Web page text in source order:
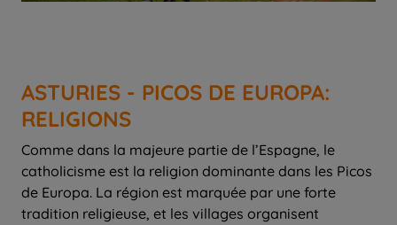
ASTURIES - PICOS DE EUROPA:
RELIGIONS
Comme dans la majeure partie de l’Espagne, le
catholicisme est la religion dominante dans les Picos
de Europa. La région est marquée par une forte
tradition religieuse, et les villages organisent